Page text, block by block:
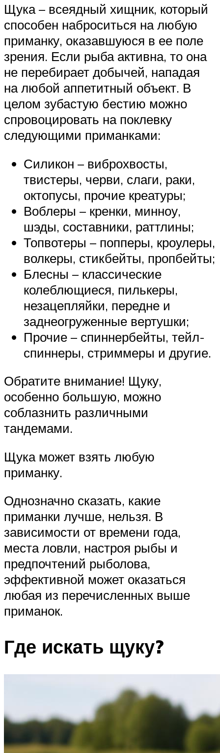
Щука – всеядный хищник, который
способен наброситься на любую
приманку, оказавшуюся в ее поле
зрения. Если рыба активна, то она
не перебирает добычей, нападая
на любой аппетитный объект. В
целом зубастую бестию можно
спровоцировать на поклевку
следующими приманками:
Силикон – виброхвосты,
твистеры, черви, слаги, раки,
октопусы, прочие креатуры;
Воблеры – кренки, минноу,
шэды, составники, раттлины;
Топвотеры – попперы, кроулеры,
волкеры, стикбейты, пропбейты;
Блесны – классические
колеблющиеся, пилькеры,
незацепляйки, передне и
заднеогруженные вертушки;
Прочие – спиннербейты, тейл-
спиннеры, стриммеры и другие.
Обратите внимание! Щуку,
особенно большую, можно
соблазнить различными
тандемами.
Щука может взять любую
приманку.
Однозначно сказать, какие
приманки лучше, нельзя. В
зависимости от времени года,
места ловли, настроя рыбы и
предпочтений рыболова,
эффективной может оказаться
любая из перечисленных выше
приманок.
Где искать щуку?